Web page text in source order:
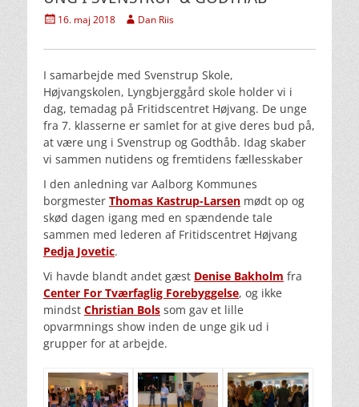
Udgivet
16. maj 2018 Forfatter
Dan Riis
I samarbejde med Svenstrup Skole,
Højvangskolen, Lyngbjerggård skole holder vi i
dag, temadag på Fritidscentret Højvang. De unge
fra 7. klasserne er samlet for at give deres bud på,
at være ung i Svenstrup og Godthåb. Idag skaber
vi sammen nutidens og fremtidens fællesskaber
I den anledning var Aalborg Kommunes
borgmester Thomas Kastrup-Larsen mødt op og
skød dagen igang med en spændende tale
sammen med lederen af Fritidscentret Højvang
Pedja Jovetic.
Vi havde blandt andet gæst Denise Bakholm fra
Center For Tværfaglig Forebyggelse, og ikke
mindst Christian Bols som gav et lille
opvarmnings show inden de unge gik ud i
grupper for at arbejde.